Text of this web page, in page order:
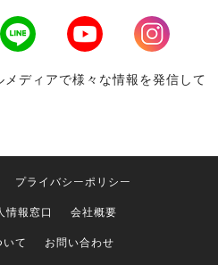
LINE Youtube
Instagram
ディアで様々な情報を発信して
プライバシーポリシー
情報窓口
会社概要
て
お問い合わせ